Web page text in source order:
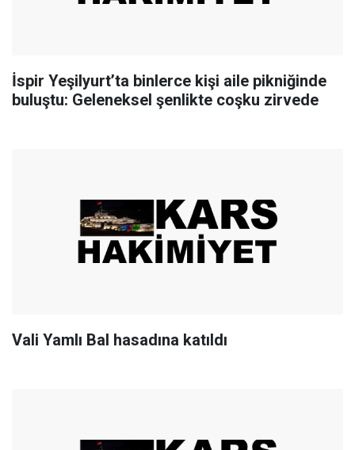
İspir Yeşilyurt’ta binlerce kişi aile pikniğinde
buluştu: Geleneksel şenlikte coşku zirvede
Vali Yamlı Bal hasadına katıldı